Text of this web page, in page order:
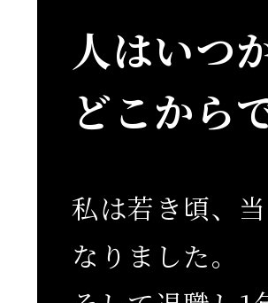
人はいつ
どこから
私は若き頃、
なりました。